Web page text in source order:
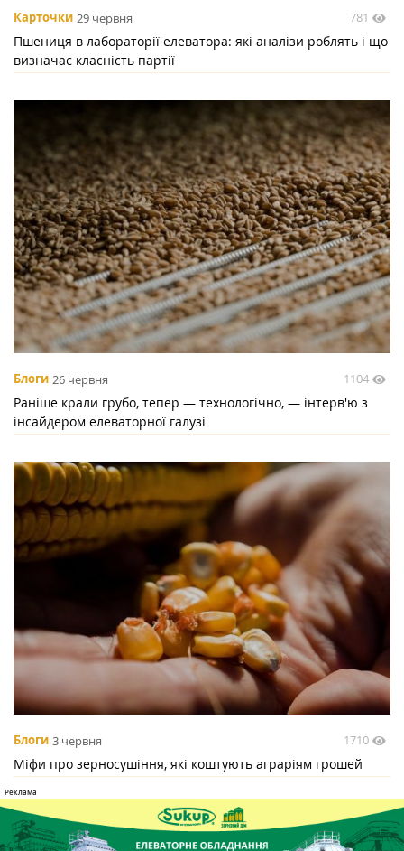
Карточки 29 червня 781
Пшениця в лабораторії елеватора: які аналізи роблять і що
визначає класність партії
Блоги 26 червня 1104
Раніше крали грубо, тепер — технологічно, — інтерв'ю з
інсайдером елеваторної галузі
Блоги 3 червня 1710
Міфи про зерносушіння, які коштують аграріям грошей